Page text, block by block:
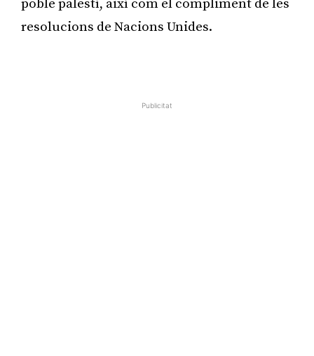
poble palestí, així com el compliment de les
resolucions de Nacions Unides.
Publicitat